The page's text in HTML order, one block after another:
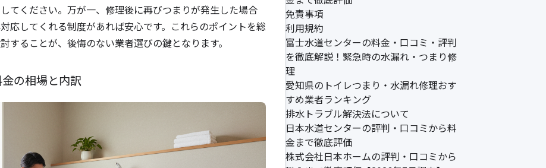
てください。万が一、修理後に再びつまりが発生した場合
応してくれる制度があれば安心です。これらのポイントを総
することが、後悔のない業者選びの鍵となります。
の相場と内訳
免責事項
利用規約
富士水道センターの料金・口コミ・評判
を徹底解説！緊急時の水漏れ・つまり修
理
愛知県のトイレつまり・水漏れ修理おす
すめ業者ランキング
排水トラブル解決法について
日本水道センターの評判・口コミから料
金まで徹底評価
株式会社日本ホームの評判・口コミから